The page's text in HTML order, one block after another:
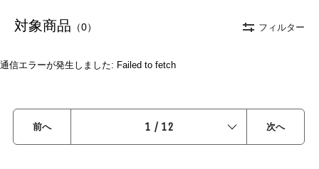
対象商品 （0） フィルター
通信エラーが発生しました: Failed to fetch
前へ 1 / 12 次へ